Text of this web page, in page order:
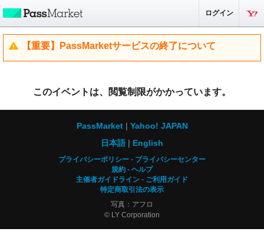
ログイン
【重要】PassMarketサービスの終了について
このイベントは、閲覧制限がかかっています。
PassMarket
Yahoo! JAPAN
日本語
English
プライバシーポリシー
プライバシーセンター
規約
ヘルプ
主催者ガイドライン
ご利用ガイド
特定商取引法の表示
写真：アフロ
© LY Corporation